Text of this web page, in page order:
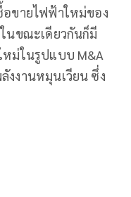
อขายไฟฟ้าใหม่ของ
นขณะเดียวกันก็มี
หม่ในรูปแบบ M&A
งงานหมุนเวียน ซึ่ง